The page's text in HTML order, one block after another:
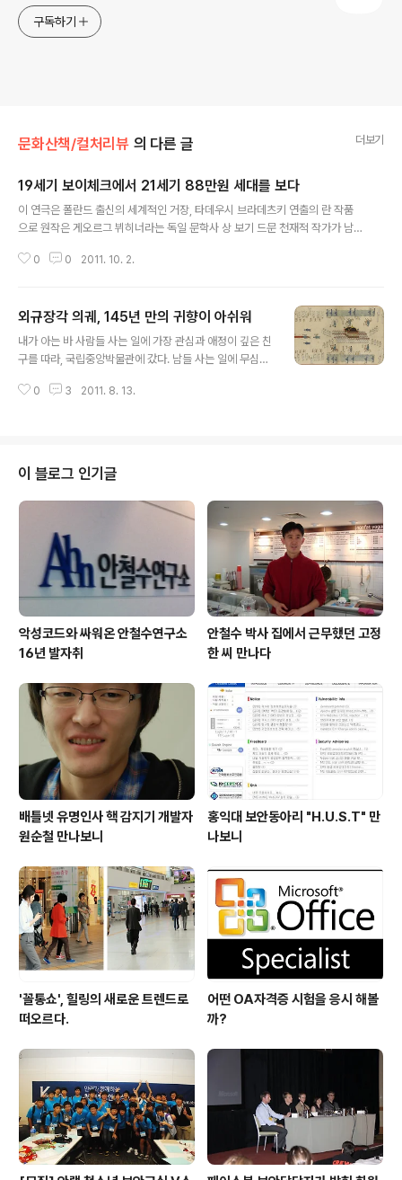
구독하기
문화산책/컬처리뷰 의 다른 글 더보기
19세기 보이체크에서 21세기 88만원 세대를 보다
이 연극은 폴란드 출신의 세계적인 거장, 타데우시 브라데츠키 연출의 란 작품
으로 원작은 게오르그 뷔히너라는 독일 문학사 상 보기 드문 천재적 작가가 남
주제 의식과 높은 문학성이 이 작품의 미덕이지만, 특유의 무거운 분위기는 아
객이라면 "우리 현대 사회의 88만원 세대를 주인공에 이입하고 보라"고 말하고
싶다. 19세기 작 는 프롤레탈리아 계급이 주인공으로 등장한 역사상 첫 연극이
다. 가진 것이라곤 노동력밖에 없는 사회 하층 계급. 끊임없이 발을 굴려 사회를
0 0 2011. 10. 2.
외규장각 의궤, 145년 만의 귀향이 아쉬워
내가 아는 바 사람들 사는 일에 가장 관심과 애정이 깊은 친
구를 따라, 국립중앙박물관에 갔다. 남들 사는 일에 무심한
주는 친구다. 특별 전시관엔 남녀노소, 개인 단체 할 것 없
행사를 할 때, 후세에 참고하도록 하기 위해 의전의 법도(절
차, 인원, 전말과 경과 등)를 상세히 기록해 놓은 책이다. 전
례를 찾기 힘든 세계 최고의 기록 문화 유산으로서 2007
년 유네스코 세계기록유산으로 지정됐다. 이름은 생소하지
만 그 체계도와 섬세함으로 인해 팔만대장경, 조선왕조실
록에 이은..
0 3 2011. 8. 13.
이 블로그 인기글
악성코드와 싸워온 안철수연구소
16년 발자취
안철수 박사 집에서 근무했던 고정
한 씨 만나다
배틀넷 유명인사 핵 감지기 개발자
원순철 만나보니
홍익대 보안동아리 "H.U.S.T" 만
나보니
'꼴통쇼', 힐링의 새로운 트렌드로
떠오르다.
어떤 OA자격증 시험을 응시 해볼
까?